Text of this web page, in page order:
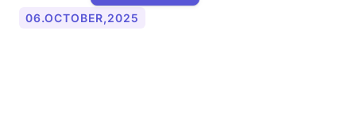
06.OCTOBER,2025